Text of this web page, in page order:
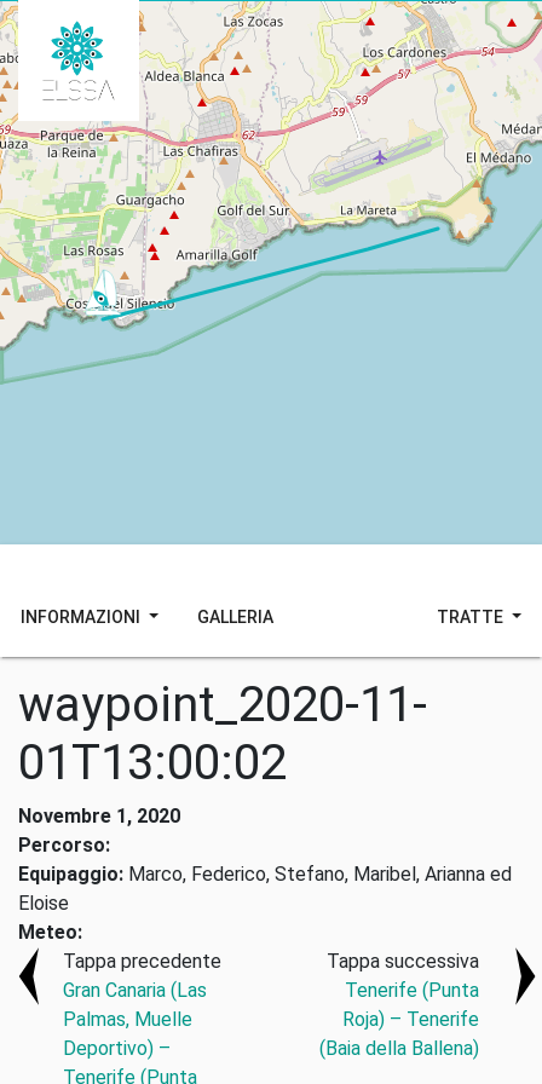
INFORMAZIONI GALLERIA TRATTE
waypoint_2020-11-
01T13:00:02
Novembre 1, 2020
Percorso:
Equipaggio: Marco, Federico, Stefano, Maribel, Arianna ed
Eloise
Meteo:
Tappa precedente
Gran Canaria (Las
Palmas, Muelle
Deportivo) –
Tenerife (Punta
Tappa successiva
Tenerife (Punta
Roja) – Tenerife
(Baia della Ballena)